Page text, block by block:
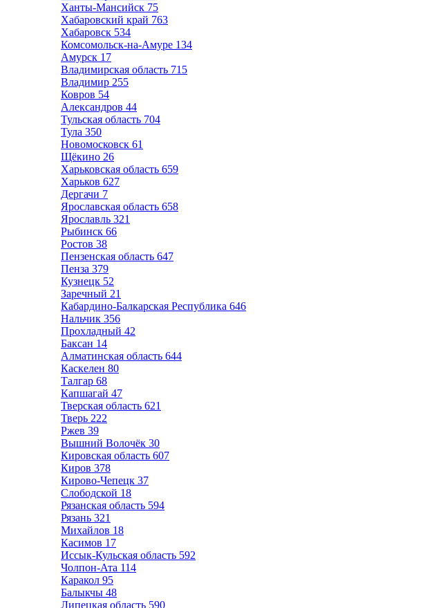
Ханты-Мансийск 75
Хабаровский край 763
Хабаровск 534
Комсомольск-на-Амуре 134
Амурск 17
Владимирская область 715
Владимир 255
Ковров 54
Александров 44
Тульская область 704
Тула 350
Новомосковск 61
Щёкино 26
Харьковская область 659
Харьков 627
Дергачи 7
Ярославская область 658
Ярославль 321
Рыбинск 66
Ростов 38
Пензенская область 647
Пенза 379
Кузнецк 52
Заречный 21
Кабардино-Балкарская Республика 646
Нальчик 356
Прохладный 42
Баксан 14
Алматинская область 644
Каскелен 80
Талгар 68
Капшагай 47
Тверская область 621
Тверь 222
Ржев 39
Вышний Волочёк 30
Кировская область 607
Киров 378
Кирово-Чепецк 37
Слободской 18
Рязанская область 594
Рязань 321
Михайлов 18
Касимов 17
Иссык-Кульская область 592
Чолпон-Ата 114
Каракол 95
Балыкчы 48
Липецкая область 590